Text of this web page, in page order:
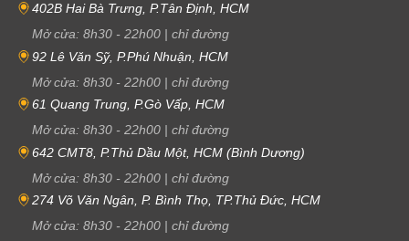
402B Hai Bà Trưng, P.Tân Định, HCM
Mở cửa: 8h30 - 22h00 | chỉ đường
92 Lê Văn Sỹ, P.Phú Nhuận, HCM
Mở cửa: 8h30 - 22h00 | chỉ đường
61 Quang Trung, P.Gò Vấp, HCM
Mở cửa: 8h30 - 22h00 | chỉ đường
642 CMT8, P.Thủ Dầu Một, HCM (Bình Dương)
Mở cửa: 8h30 - 22h00 | chỉ đường
274 Võ Văn Ngân, P. Bình Thọ, TP.Thủ Đức, HCM
Mở cửa: 8h30 - 22h00 | chỉ đường